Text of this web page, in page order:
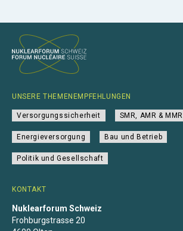
KONTAKT
Nuklearforum Schweiz
Frohburgstrasse 20
UNSERE THEMENEMPFEHLUNGEN
Versorgungssicherheit SMR, AMR & MMR
Energieversorgung Bau und Betrieb
Politik und Gesellschaft